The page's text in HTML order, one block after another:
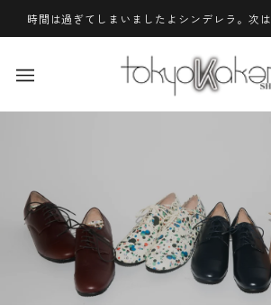
時間は過ぎてしまいましたよシンデレラ。次